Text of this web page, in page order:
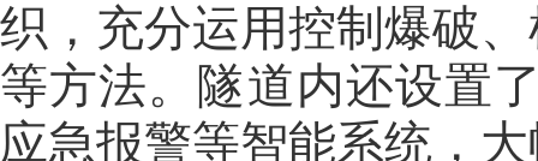
织，充分运用控制爆破
等方法。隧道内还设置
应急报警等智能系统，